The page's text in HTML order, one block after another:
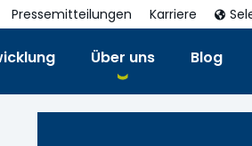
Über uns Blog
Pressemitteilungen Karriere